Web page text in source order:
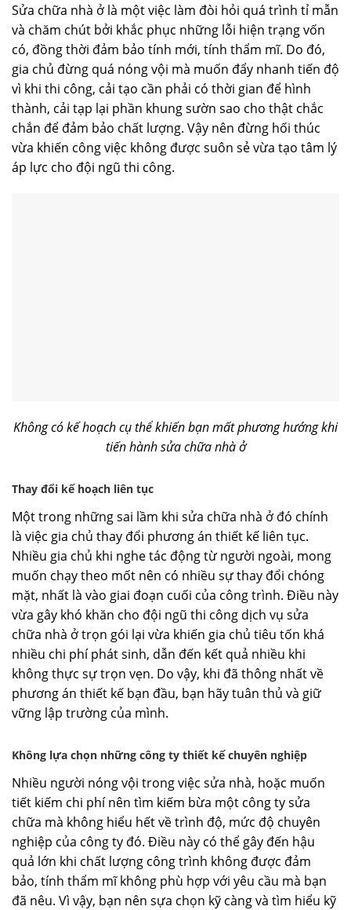
Sửa chữa nhà ở là một việc làm đòi hỏi quá trình tỉ mẫn
và chăm chút bởi khắc phục những lỗi hiện trạng vốn
có, đồng thời đảm bảo tính mới, tính thẩm mĩ. Do đó,
gia chủ đừng quá nóng vội mà muốn đẩy nhanh tiến độ
vì khi thi công, cải tạo cần phải có thời gian để hình
thành, cải tạp lại phần khung sườn sao cho thật chắc
chắn để đảm bảo chất lượng. Vậy nên đừng hối thúc
vừa khiến công việc không được suôn sẻ vừa tạo tâm lý
áp lực cho đội ngũ thi công.
Không có kế hoạch cụ thể khiến bạn mất phương hướng khi
tiến hành sửa chữa nhà ở
Thay đổi kế hoạch liên tục
Một trong những sai lầm khi sửa chữa nhà ở đó chính
là việc gia chủ thay đổi phương án thiết kế liên tục.
Nhiều gia chủ khi nghe tác động từ người ngoài, mong
muốn chạy theo mốt nên có nhiều sự thay đổi chóng
mặt, nhất là vào giai đoạn cuối của công trình. Điều này
vừa gây khó khăn cho đội ngũ thi công dịch vụ sửa
chữa nhà ở trọn gói lại vừa khiến gia chủ tiêu tốn khá
nhiều chi phí phát sinh, dẫn đến kết quả nhiều khi
không thực sự trọn vẹn. Do vậy, khi đã thông nhất về
phương án thiết kế bạn đầu, bạn hãy tuân thủ và giữ
vững lập trường của mình.
Không lựa chọn những công ty thiết kế chuyên nghiệp
Nhiều người nóng vội trong việc sửa nhà, hoặc muốn
tiết kiếm chi phí nên tìm kiếm bừa một công ty sửa
chữa mà không hiểu hết về trình độ, mức độ chuyên
nghiệp của công ty đó. Điều này có thể gây đến hậu
quả lớn khi chất lượng công trình không được đảm
bảo, tính thẩm mĩ không phù hợp với yêu cầu mà bạn
đã nêu. Vì vậy, bạn nên sựa chọn kỹ càng và tìm hiểu kỹ